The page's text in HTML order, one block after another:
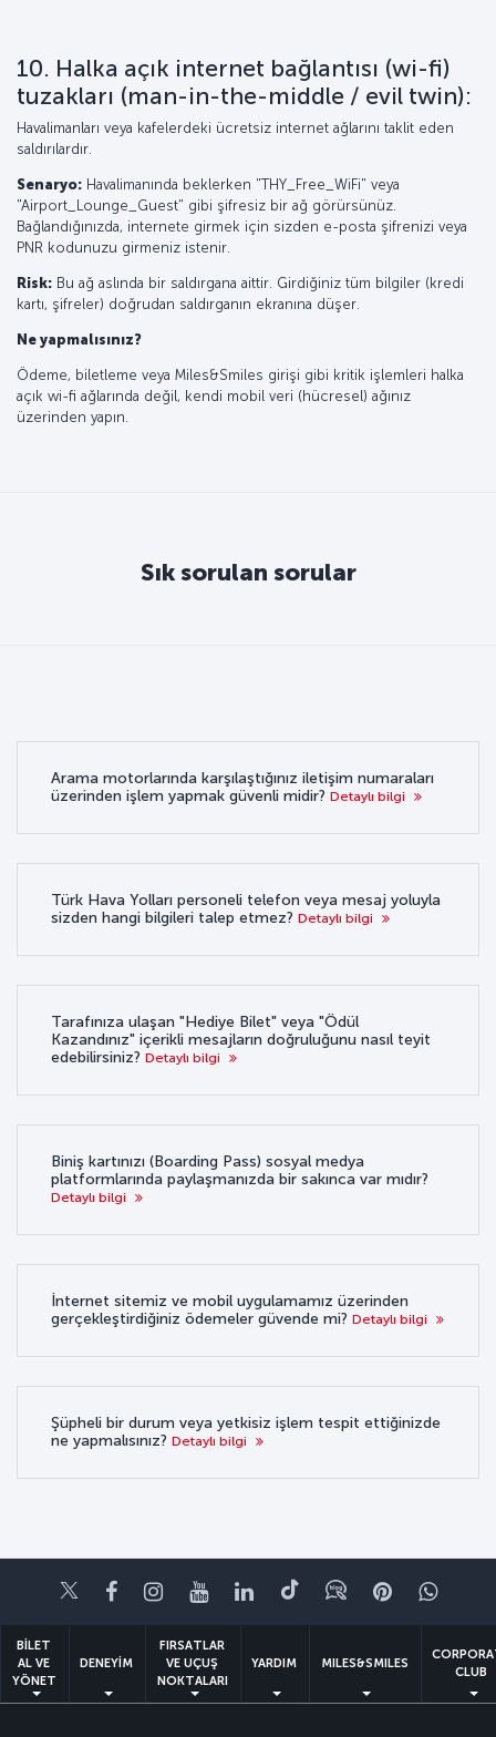
10. Halka açık internet bağlantısı (wi-fi)
tuzakları (man-in-the-middle / evil twin):
Havalimanları veya kafelerdeki ücretsiz internet ağlarını taklit eden
saldırılardır.
Senaryo: Havalimanında beklerken "THY_Free_WiFi" veya
"Airport_Lounge_Guest" gibi şifresiz bir ağ görürsünüz.
Bağlandığınızda, internete girmek için sizden e-posta şifrenizi veya
PNR kodunuzu girmeniz istenir.
Risk: Bu ağ aslında bir saldırgana aittir. Girdiğiniz tüm bilgiler (kredi
kartı, şifreler) doğrudan saldırganın ekranına düşer.
Ne yapmalısınız?
Ödeme, biletleme veya Miles&Smiles girişi gibi kritik işlemleri halka
açık wi-fi ağlarında değil, kendi mobil veri (hücresel) ağınız
üzerinden yapın.
Sık sorulan sorular
Arama motorlarında karşılaştığınız iletişim numaraları
üzerinden işlem yapmak güvenli midir? Detaylı bilgi
Türk Hava Yolları personeli telefon veya mesaj yoluyla
sizden hangi bilgileri talep etmez? Detaylı bilgi
Tarafınıza ulaşan "Hediye Bilet" veya "Ödül
Kazandınız" içerikli mesajların doğruluğunu nasıl teyit
edebilirsiniz? Detaylı bilgi
Biniş kartınızı (Boarding Pass) sosyal medya
platformlarında paylaşmanızda bir sakınca var mıdır?
Detaylı bilgi
İnternet sitemiz ve mobil uygulamamız üzerinden
gerçekleştirdiğiniz ödemeler güvende mi? Detaylı bilgi
Şüpheli bir durum veya yetkisiz işlem tespit ettiğinizde
ne yapmalısınız? Detaylı bilgi
TwitterFacebookInstagram
YoutubeLinkedIn
TiktokBlogPinterest
BİLET
AL VE
YÖNET
DENEYİM
FIRSATLAR
VE UÇUŞ
NOKTALARI
YARDIM MILES&SMILES
CLUB